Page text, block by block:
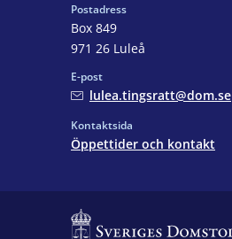
Postadress
Box 849
971 26 Luleå
E-post
lulea.tingsratt@dom.se
Kontaktsida
Öppettider och kontakt